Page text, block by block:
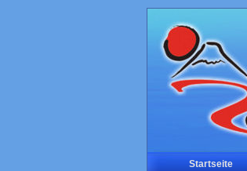
Startseite